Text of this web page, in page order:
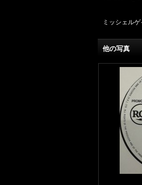
ミッシェル
他の写真